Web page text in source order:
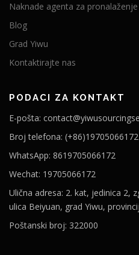
Naknade agenta za pronalaženje
Blog
Grad Yiwu
Kontaktirajte nas
PODACI ZA KONTAKT
E-pošta:
Broj telefona: (+86)19705066172
WhatsApp: 8619705066172
Wechat: 19705066172
Ulična adresa: 2. kat, jedinica 2,
ulica Beiyuan, grad Yiwu,
Poštanski broj: 322000